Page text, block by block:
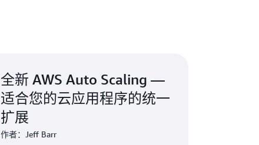
全新 AWS Auto Scaling —
适合您的云应用程序的统一
扩展
作者：Jeff Barr